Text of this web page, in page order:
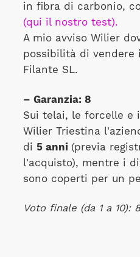
in fibra di carbonio,
(qui il nostro test).
A mio avviso Wilier
possibilità di vendere
Filante SL.
– Garanzia: 8
Sui telai, le forcelle e
Wilier Triestina
di 5 anni (previa
l'acquisto), mentre i
sono coperti per un
Voto finale (da 1 a 10):